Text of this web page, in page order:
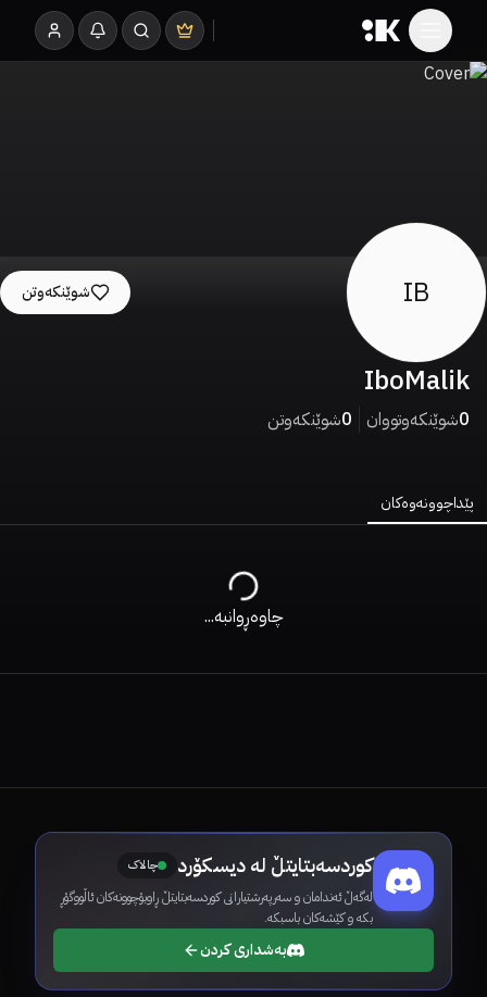
IB
IboMalik
0شوێنکەوتووان 0شوێنکەوتن
شوێنکەوتن
پێداچوونەوەکان
چاوەڕوانبە...
کوردسەبتایتڵ لە دیسکۆرد چالاک
لەگەڵ ئەندامان و سەرپەرشتیارانی کوردسەبتایتڵ ڕاوبۆچوونەکان ئاڵووگۆڕ
بکە و کێشەکان باسبکە.
بەشداری کردن